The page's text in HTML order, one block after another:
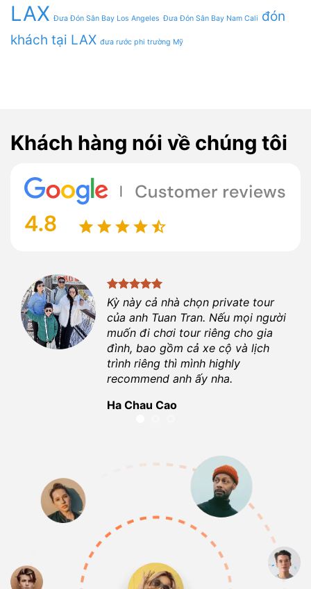
LAX Đưa Đón Sân Bay Los Angeles Đưa Đón Sân Bay Nam Cali đón
khách tại LAX đưa rước phi trường Mỹ
Khách hàng nói về chúng tôi
Kỳ này cả nhà chọn private tour
của anh Tuan Tran. Nếu mọi người
muốn đi chơi tour riêng cho gia
đình, bao gồm cả xe cộ và lịch
trình riêng thì mình highly
recommend anh ấy nha.
Ha Chau Cao